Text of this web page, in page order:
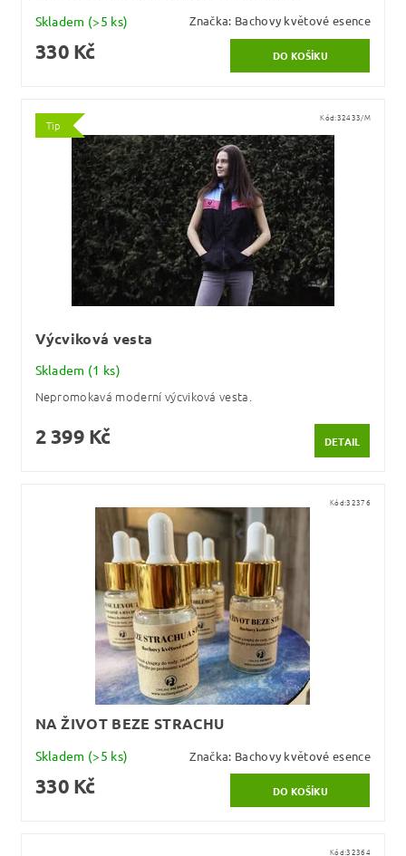
Skladem (>5 ks) Značka: Bachovy květové esence
330 Kč
Tip
Kód:32433/M
Výcviková vesta
Skladem (1 ks)
Nepromokavá moderní výcviková vesta.
2 399 Kč DETAIL
Kód:32376
NA ŽIVOT BEZE STRACHU
Skladem (>5 ks) Značka: Bachovy květové esence
330 Kč
Kód:32364